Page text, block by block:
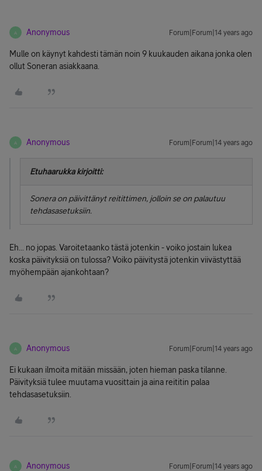
A Anonymous Forum|Forum|14 years ago
Mulle on käynyt kahdesti tämän noin 9 kuukauden aikana jonka olen
ollut Soneran asiakkaana.
A Anonymous Forum|Forum|14 years ago
Etuhaarukka kirjoitti:
Sonera on päivittänyt reitittimen, jolloin se on palautuu
tehdasasetuksiin.
Eh... no jopas. Varoitetaanko tästä jotenkin - voiko jostain lukea
koska päivityksiä on tulossa? Voiko päivitystä jotenkin viivästyttää
myöhempään ajankohtaan?
A Anonymous Forum|Forum|14 years ago
Ei kukaan ilmoita mitään missään, joten hieman paska tilanne.
Päivityksiä tulee muutama vuosittain ja aina reititin palaa
tehdasasetuksiin.
A Anonymous Forum|Forum|14 years ago